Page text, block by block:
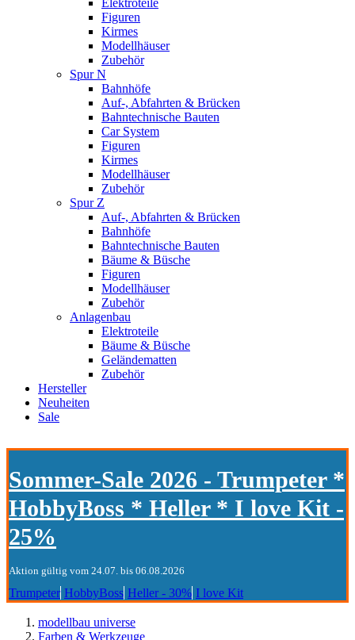
Elektroteile
Figuren
Kirmes
Modellhäuser
Zubehör
Spur N
Bahnhöfe
Auf-, Abfahrten & Brücken
Bahntechnische Bauten
Car System
Figuren
Kirmes
Modellhäuser
Zubehör
Spur Z
Auf-, Abfahrten & Brücken
Bahnhöfe
Bahntechnische Bauten
Bäume & Büsche
Figuren
Modellhäuser
Zubehör
Anlagenbau
Elektroteile
Bäume & Büsche
Geländematten
Zubehör
Hersteller
Neuheiten
Sale
Sommer-Sale 2026 - Trumpeter *
HobbyBoss * Heller * I love Kit -
25%
Aktion gültig vom 24.07. bis 06.08.2026
Trumpeter HobbyBoss Heller - 30% I love Kit
modellbau universe
Farben & Werkzeuge